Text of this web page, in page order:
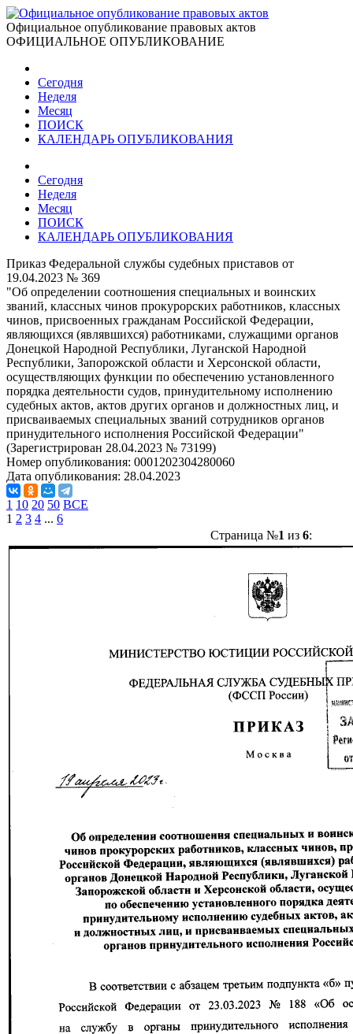
Официальное опубликование правовых актов
ОФИЦИАЛЬНОЕ ОПУБЛИКОВАНИЕ
Сегодня
Неделя
Месяц
ПОИСК
КАЛЕНДАРЬ ОПУБЛИКОВАНИЯ
Сегодня
Неделя
Месяц
ПОИСК
КАЛЕНДАРЬ ОПУБЛИКОВАНИЯ
Приказ Федеральной службы судебных приставов от
19.04.2023 № 369
"Об определении соотношения специальных и воинских
званий, классных чинов прокурорских работников, классных
чинов, присвоенных гражданам Российской Федерации,
являющихся (являвшихся) работниками, служащими органов
Донецкой Народной Республики, Луганской Народной
Республики, Запорожской области и Херсонской области,
осуществляющих функции по обеспечению установленного
порядка деятельности судов, принудительному исполнению
судебных актов, актов других органов и должностных лиц, и
присваиваемых специальных званий сотрудников органов
принудительного исполнения Российской Федерации"
(Зарегистрирован 28.04.2023 № 73199)
Номер опубликования: 0001202304280060
Дата опубликования: 28.04.2023
1 10 20 50 ВСЕ
1 2 3 4 ... 6
Страница №1 из 6: